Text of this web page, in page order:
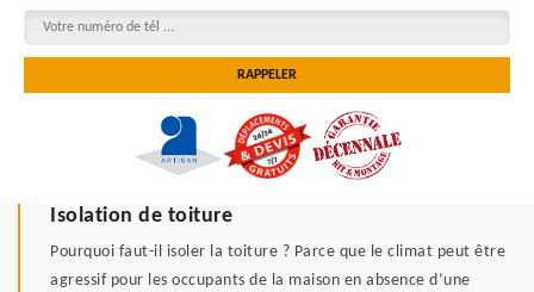
Isolation de toiture
Pourquoi faut-il isoler la toiture ? Parce que le climat peut être
agressif pour les occupants de la maison en absence d’une